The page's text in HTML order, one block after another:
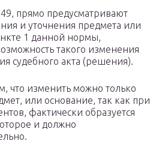
прямо предусматривают
и уточнения предмета или
1 данной нормы,
такого изменения
судебного акта (решения).
что изменить можно только
или основание, так как при
фактически образуется
и должно